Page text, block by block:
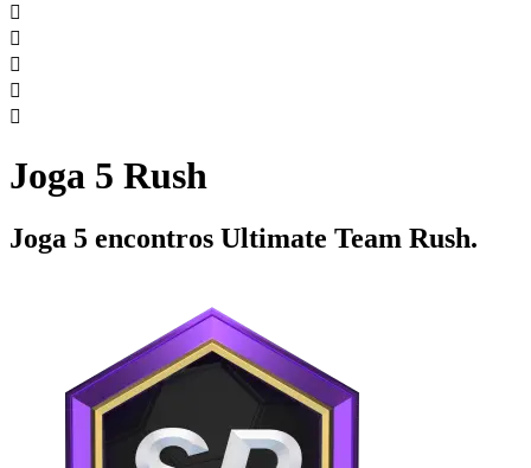





Joga 5 Rush
Joga 5 encontros Ultimate Team Rush.